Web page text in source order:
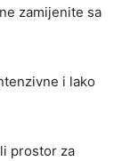
zamijenite sa
i lako
prostor za